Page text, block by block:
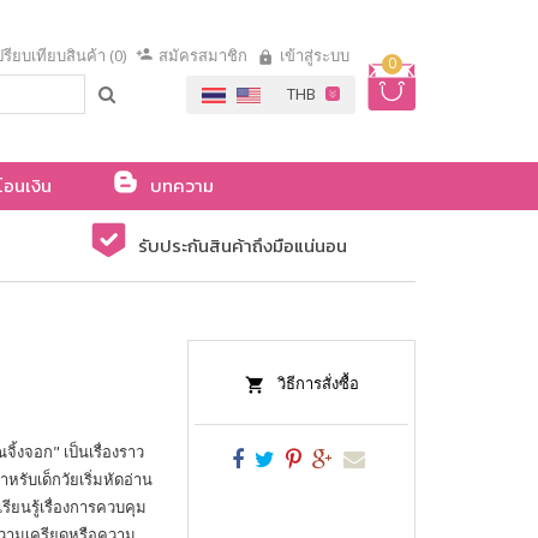
0
รียบเทียบสินค้า (0) สมัครสมาชิก เข้าสู่ระบบ
นเงิน
บทความ
รับประกันสินค้าถึงมือแน่นอน
จอก" เป็นเรื่องราว
รับเด็กวัยเริ่มหัดอ่าน
ยนรู้เรื่องการควบคุม
วิธีการสั่งซื้อ